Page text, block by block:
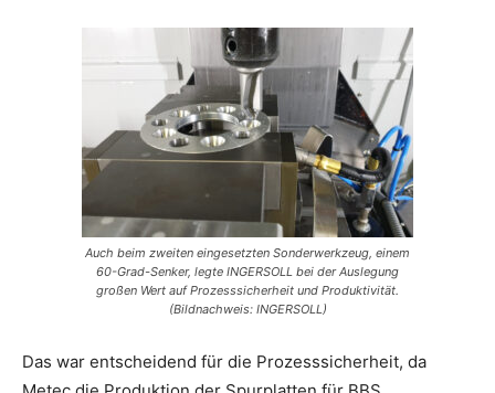
Auch beim zweiten eingesetzten Sonderwerkzeug, einem
60-Grad-Senker, legte INGERSOLL bei der Auslegung
großen Wert auf Prozesssicherheit und Produktivität.
(Bildnachweis: INGERSOLL)
Das war entscheidend für die Prozesssicherheit, da